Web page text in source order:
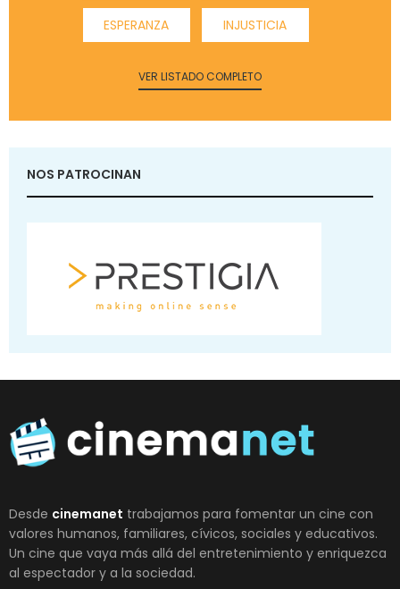
ESPERANZA INJUSTICIA
VER LISTADO COMPLETO
NOS PATROCINAN
Desde cinemanet trabajamos para fomentar un cine con
valores humanos, familiares, cívicos, sociales y educativos.
Un cine que vaya más allá del entretenimiento y enriquezca
al espectador y a la sociedad.